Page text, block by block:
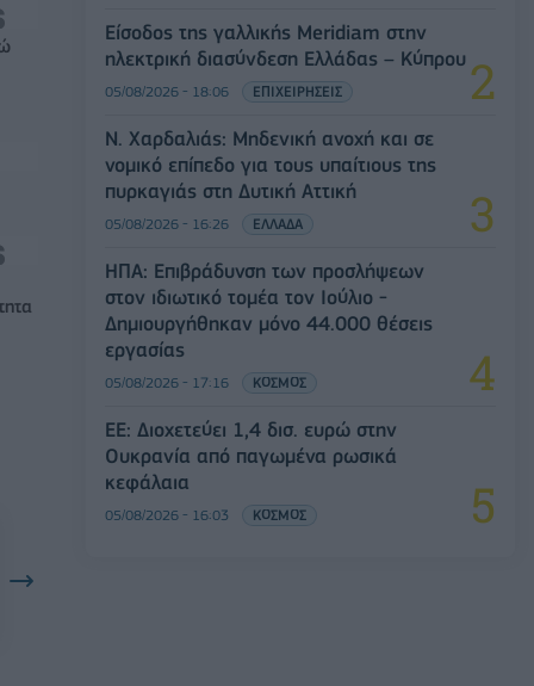
Είσοδος της γαλλικής Meridiam στην
ηλεκτρική διασύνδεση Ελλάδας – Κύπρου
05/08/2026 - 18:06 ΕΠΙΧΕΙΡΗΣΕΙΣ
Ν. Χαρδαλιάς: Μηδενική ανοχή και σε
νομικό επίπεδο για τους υπαίτιους της
πυρκαγιάς στη Δυτική Αττική
05/08/2026 - 16:26 ΕΛΛΑΔΑ
ΗΠΑ: Επιβράδυνση των προσλήψεων
στον ιδιωτικό τομέα τον Ιούλιο -
Δημιουργήθηκαν μόνο 44.000 θέσεις
εργασίας
05/08/2026 - 17:16 ΚΟΣΜΟΣ
ΕΕ: Διοχετεύει 1,4 δισ. ευρώ στην
Ουκρανία από παγωμένα ρωσικά
κεφάλαια
05/08/2026 - 16:03 ΚΟΣΜΟΣ